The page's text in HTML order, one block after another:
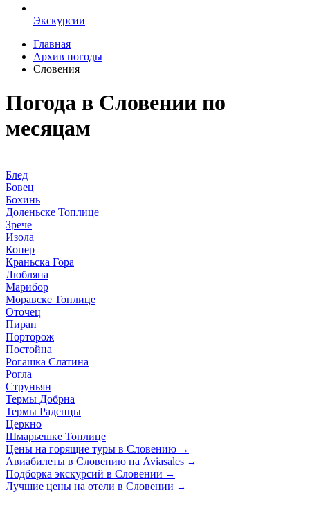
Экскурсии
Главная
Архив погоды
Словения
Погода в Словении по
месяцам
Блед
Бовец
Бохинь
Доленьске Топлице
Зрече
Изола
Копер
Краньска Гора
Любляна
Марибор
Моравске Топлице
Оточец
Пиран
Порторож
Постойна
Рогашка Слатина
Рогла
Струньян
Термы Добрна
Термы Раденцы
Церкно
Шмарьешке Топлице
Цены на горящие туры в Словению →
Авиабилеты в Словению на Aviasales →
Подборка экскурсий в Словении →
Лучшие цены на отели в Словении →